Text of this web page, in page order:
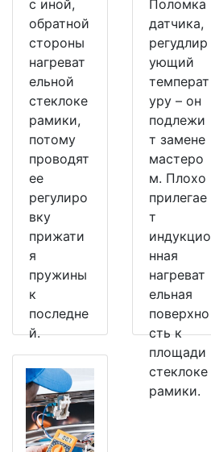
с иной,
обратной
стороны
нагреват
ельной
стеклоке
рамики,
потому
проводят
ее
регулиро
вку
прижати
я
пружины
к
последне
й.
Поломка
датчика,
регудлир
ующий
температ
уру – он
подлежи
т замене
мастеро
м. Плохо
прилегае
т
индукцио
нная
нагреват
ельная
поверхно
сть к
площади
стеклоке
рамики.